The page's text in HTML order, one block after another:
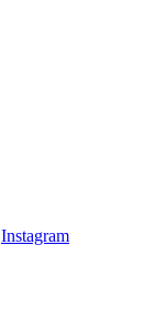
Instagram